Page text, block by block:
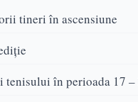
tineri în ascensiune
în perioada 17